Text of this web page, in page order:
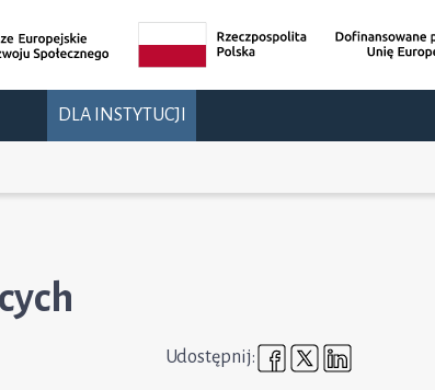
DLA INSTYTUCJI
Udostępnij: Udostępnij na
Udostępnij